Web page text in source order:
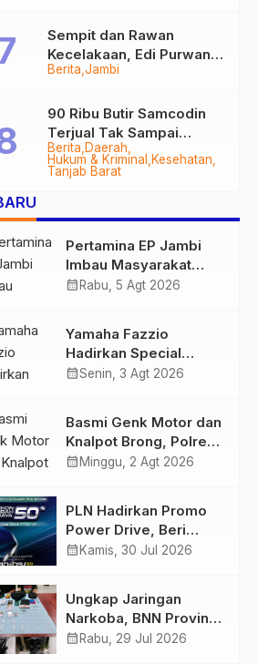
maupun
kita cintai
Berita Jambi
Sempit dan Rawan
Kecelakaan, Edi Purwanto
Targetkan Jalan Lintas
2028
Berita Daerah
Hukum & Kriminal
Kesehatan
Tanjab Barat
90 Ribu Butir Samcodin
Terjual Tak Sampai
Setahun, Indra Safari
Desak Audit Menyeluruh
Pertamina EP Jambi
Imbau Masyarakat
Tidak Beraktivitas di
Bersama
calendar_month Rabu, 5 Agt 2026
Yamaha Fazzio
Hadirkan Special
Edition Sunset Blue,
Semakin Skena
calendar_monthSenin, 3 Agt 2026
Basmi Genk Motor dan
Knalpot Brong, Polres
Tanjab Barat Amankan
calendar_month Minggu, 2 Agt 2026
PLN Hadirkan Promo
Power Drive, Beri
Diskon Tambah Daya
calendar_month Kamis, 30 Jul 2026
Ungkap Jaringan
Narkoba, BNN Provinsi
Jambi dan Bea Cukai
calendar_month Rabu, 29 Jul 2026